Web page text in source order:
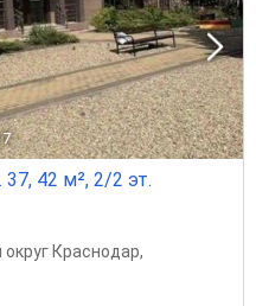
42 м², 2/2 эт.
округ Краснодар,